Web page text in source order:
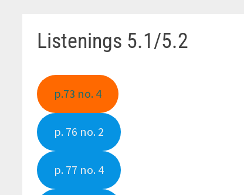
Listenings 5.1/5.2
p.73 no. 4
p. 76 no. 2
p. 77 no. 4